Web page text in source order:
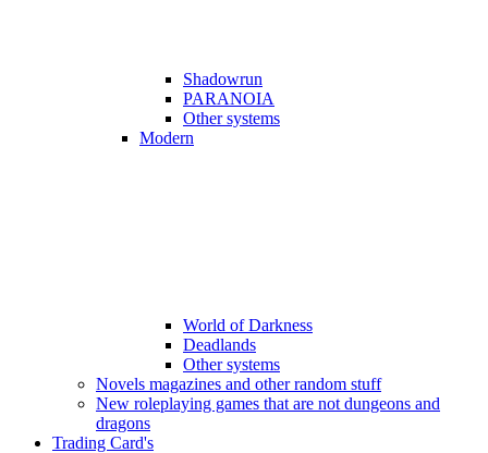
Shadowrun
PARANOIA
Other systems
Modern
World of Darkness
Deadlands
Other systems
Novels magazines and other random stuff
New roleplaying games that are not dungeons and
dragons
Trading Card's